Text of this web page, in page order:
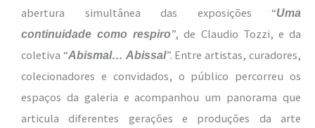
abertura simultânea das exposições “Uma
continuidade como respiro”, de Claudio Tozzi, e da
coletiva “Abismal… Abissal”. Entre artistas, curadores,
colecionadores e convidados, o público percorreu os
espaços da galeria e acompanhou um panorama que
articula diferentes gerações e produções da arte